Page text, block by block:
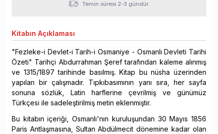
Temin süresi 2-3 gündür.
Kitabın Açıklaması
"Fezleke-i Devlet-i Tarih-i Osmaniye - Osmanlı Devleti Tarihi
Özeti" Tarihçi Abdurrahman Şeref tarafından kaleme alınmış
ve 1315/1897 tarihinde basılmış. Kitap bu nüsha üzerinden
yapılan bir çalışmadır. Tıpkıbasımının yanı sıra, her sayfa
sonuna sözlük, Latin harflerine çevrilmiş ve günümüz
Türkçesi ile sadeleştirilmiş metin eklenmiştir.
Bu kitabın içeriği, Osmanlı'nın kuruluşundan 30 Mayıs 1856
Paris Antlaşmasına, Sultan Abdülmecit dönemine kadar olan